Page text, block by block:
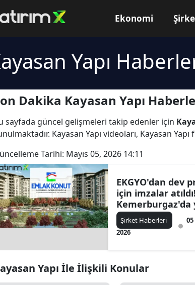
Ekonomi
Yapı
Dakika Kayasan Yapı
sayfada güncel gelişmeleri takip edenler için
Kayasan Yapı videoları, Kayasan
Tarihi: Mayıs 05, 2026 14:11
EKGYO'dan dev
için imzalar atıldı!
Kemerburgaz'da
teslimi
Şirket Haberleri
05
2026
Yapı İle İlişkili Konular